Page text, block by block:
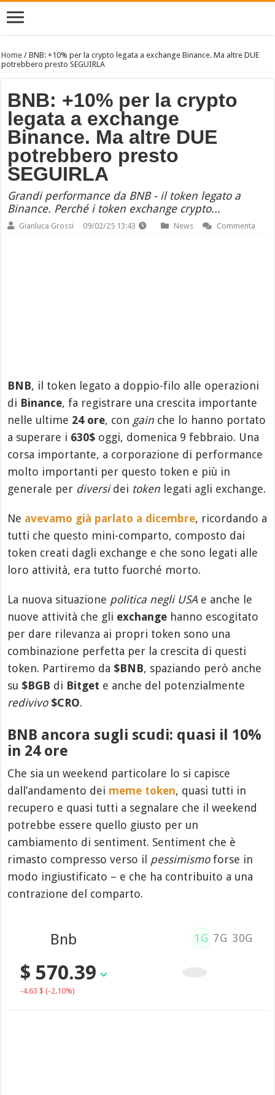
Home /BNB: +10% per la crypto legata a exchange Binance. Ma altre DUE
potrebbero presto SEGUIRLA
BNB: +10% per la crypto
legata a exchange
Binance. Ma altre DUE
potrebbero presto
SEGUIRLA
Grandi performance da BNB - il token legato a
Binance. Perché i token exchange crypto...
Gianluca Grossi 09/02/25 13:43 News Commenta
BNB, il token legato a doppio-filo alle operazioni
di Binance, fa registrare una crescita importante
nelle ultime 24 ore, con gain che lo hanno portato
a superare i 630$ oggi, domenica 9 febbraio. Una
corsa importante, a corporazione di performance
molto importanti per questo token e più in
generale per diversidei token legati agli exchange.
Ne avevamo già parlato a dicembre, ricordando a
tutti che questo mini-comparto, composto dai
token creati dagli exchange e che sono legati alle
loro attività, era tutto fuorché morto.
La nuova situazione politica negli USA e anche le
nuove attività che gli exchange hanno escogitato
per dare rilevanza ai propri token sono una
combinazione perfetta per la crescita di questi
token. Partiremo da $BNB, spaziando però anche
su $BGB di Bitget e anche del potenzialmente
redivivo $CRO.
BNB ancora sugli scudi: quasi il 10%
in 24 ore
Che sia un weekend particolare lo si capisce
dall’andamento dei meme token, quasi tutti in
recupero e quasi tutti a segnalare che il weekend
potrebbe essere quello giusto per un
cambiamento di sentiment. Sentiment che è
rimasto compresso verso il pessimismoforse in
modo ingiustificato – e che ha contribuito a una
contrazione del comparto.
Bnb
$ 570.39
-4.63 $(-2.10%)
1G 7G 30G